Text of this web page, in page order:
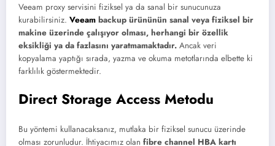
Veeam proxy servisini fiziksel ya da sanal bir sunucunuza
kurabilirsiniz. Veeam backup ürününün sanal veya fiziksel bir
makine üzerinde çalışıyor olması, herhangi bir özellik
eksikliği ya da fazlasını yaratmamaktadır. Ancak veri
kopyalama yaptığı sırada, yazma ve okuma metotlarında elbette ki
farklılık göstermektedir.
Direct Storage Access Metodu
Bu yöntemi kullanacaksanız, mutlaka bir fiziksel sunucu üzerinde
olması zorunludur. İhtiyacımız olan fibre channel HBA kartı